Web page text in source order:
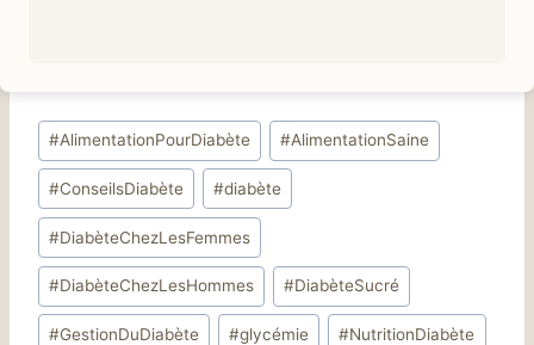
Étiquettes
de
la
publication :
#AlimentationPourDiabète #AlimentationSaine
#ConseilsDiabète #diabète
#DiabèteChezLesFemmes
#DiabèteChezLesHommes #DiabèteSucré
#GestionDuDiabète #glycémie #NutritionDiabète